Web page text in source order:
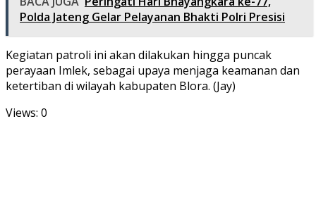
Polda Jateng Gelar Pelayanan Bhakti Polri Presisi
Kegiatan patroli ini akan dilakukan hingga puncak
perayaan Imlek, sebagai upaya menjaga keamanan dan
ketertiban di wilayah kabupaten Blora. (Jay)
Views: 0